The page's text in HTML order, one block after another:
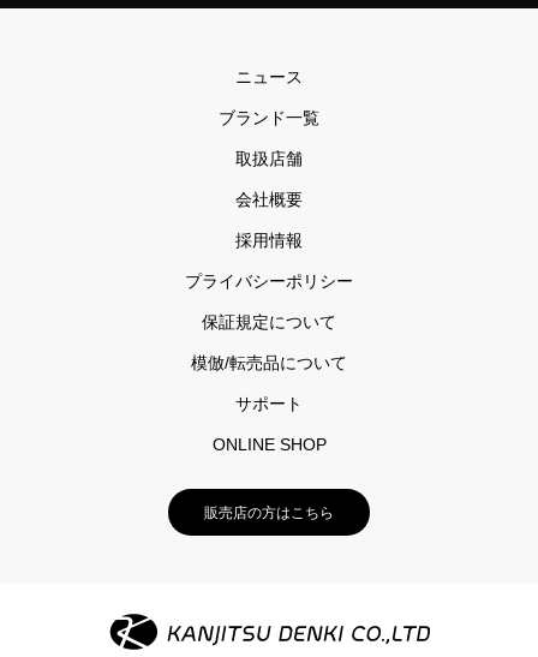
ニュース
ブランド一覧
取扱店舗
会社概要
採用情報
プライバシーポリシー
保証規定について
模倣/転売品について
サポート
ONLINE SHOP
販売店の方はこちら